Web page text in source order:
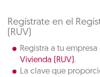
Regístrate en el
(RUV)
Registra a tu empresa
Vivienda (RUV) .
La clave que